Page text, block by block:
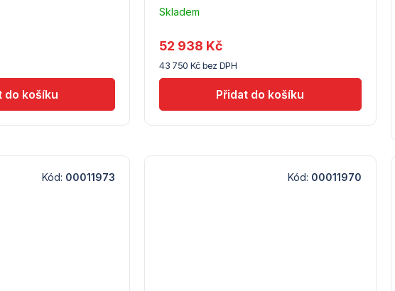
Skladem
dodavatele
(10)
43 750 Kč bez DPH
52 938 Kč
Kód: 00011973 Kód: 00011970